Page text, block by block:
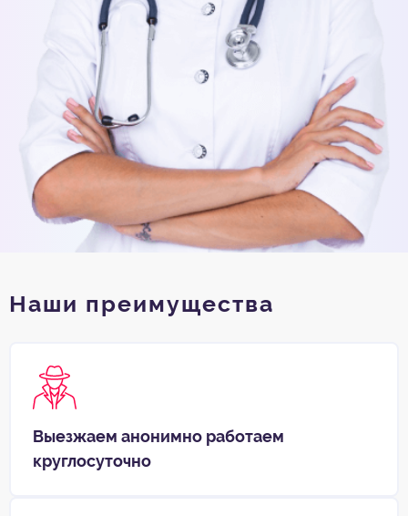
Наши преимущества
Выезжаем анонимно работаем
круглосуточно